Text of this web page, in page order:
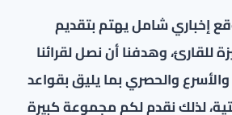
إخباري شامل يهتم بتقديم
وهدفنا أن نصل لقرائنا
والأسرع والحصري بما يليق بقواعد
لذلك نقدم لكم مجموعة كبيرة